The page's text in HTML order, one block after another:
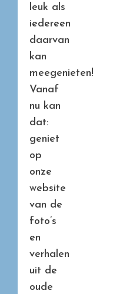
leuk als
iedereen
daarvan
kan
meegenieten!
Vanaf
nu kan
dat:
geniet
op
onze
website
van de
foto’s
en
verhalen
uit de
oude